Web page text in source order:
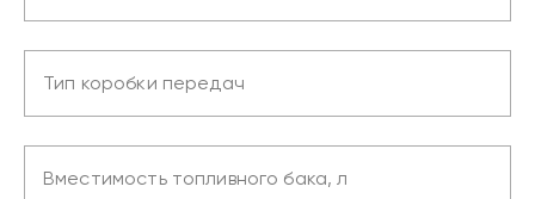
Тип коробки передач
Вместимость топливного бака, л